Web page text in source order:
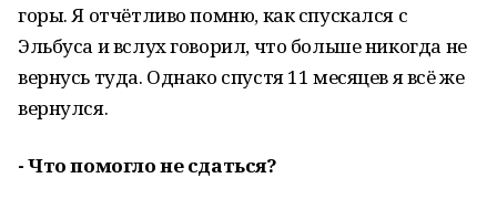
горы. Я отчётливо помню, как спускался с
Эльбуса и вслух говорил, что больше никогда не
вернусь туда. Однако спустя 11 месяцев я всё же
вернулся.
- Что помогло не сдаться?